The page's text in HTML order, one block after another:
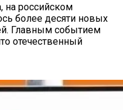
на российском
более десяти новых
Главным событием
отечественный